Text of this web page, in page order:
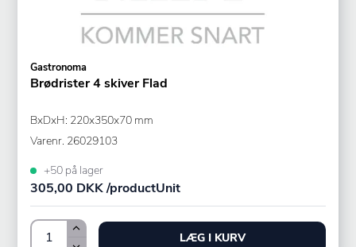
Gastronoma
Brødrister 4 skiver Flad
BxDxH: 220x350x70 mm
Varenr. 26029103
+50 på lager
305,00 DKK /productUnit
LÆG I KURV